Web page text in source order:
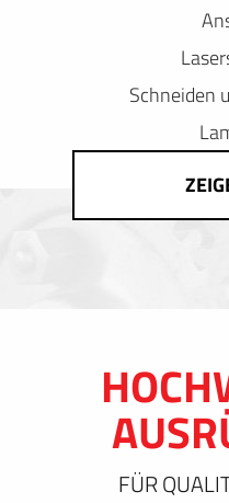
Schneiden
FÜR